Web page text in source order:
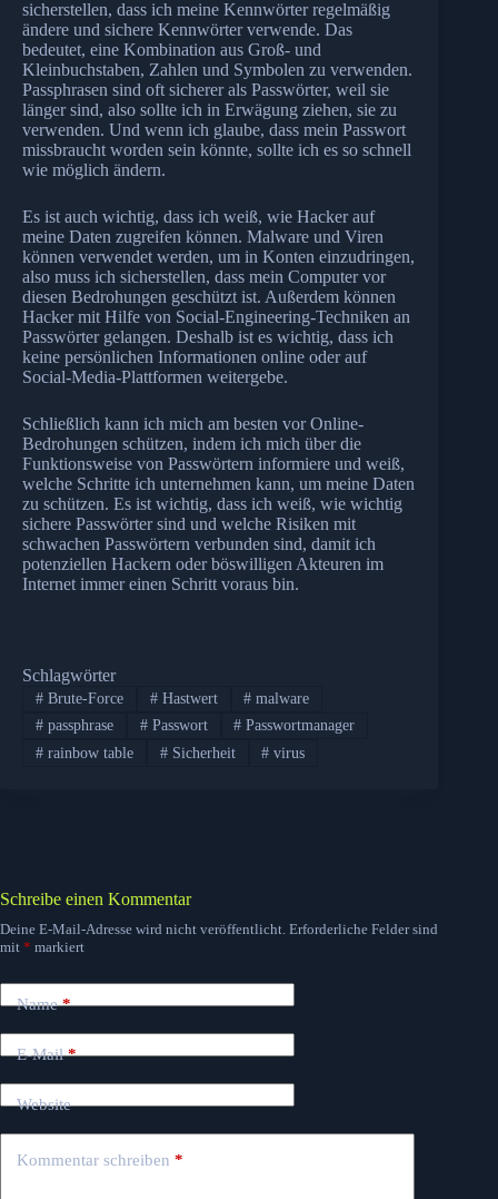
sicherstellen, dass ich meine Kennwörter regelmäßig
ändere und sichere Kennwörter verwende. Das
bedeutet, eine Kombination aus Groß- und
Kleinbuchstaben, Zahlen und Symbolen zu verwenden.
Passphrasen sind oft sicherer als Passwörter, weil sie
länger sind, also sollte ich in Erwägung ziehen, sie zu
verwenden. Und wenn ich glaube, dass mein Passwort
missbraucht worden sein könnte, sollte ich es so schnell
wie möglich ändern.
Es ist auch wichtig, dass ich weiß, wie Hacker auf
meine Daten zugreifen können. Malware und Viren
können verwendet werden, um in Konten einzudringen,
also muss ich sicherstellen, dass mein Computer vor
diesen Bedrohungen geschützt ist. Außerdem können
Hacker mit Hilfe von Social-Engineering-Techniken an
Passwörter gelangen. Deshalb ist es wichtig, dass ich
keine persönlichen Informationen online oder auf
Social-Media-Plattformen weitergebe.
Schließlich kann ich mich am besten vor Online-
Bedrohungen schützen, indem ich mich über die
Funktionsweise von Passwörtern informiere und weiß,
welche Schritte ich unternehmen kann, um meine Daten
zu schützen. Es ist wichtig, dass ich weiß, wie wichtig
sichere Passwörter sind und welche Risiken mit
schwachen Passwörtern verbunden sind, damit ich
potenziellen Hackern oder böswilligen Akteuren im
Internet immer einen Schritt voraus bin.
Schlagwörter
#Brute-Force #Hastwert # malware
#passphrase #Passwort # Passwortmanager
#rainbow table #Sicherheit # virus
Schreibe einen Kommentar
Deine E-Mail-Adresse wird nicht veröffentlicht. Erforderliche Felder sind
mit * markiert
Name*
E-Mail*
Website
Kommentar schreiben *